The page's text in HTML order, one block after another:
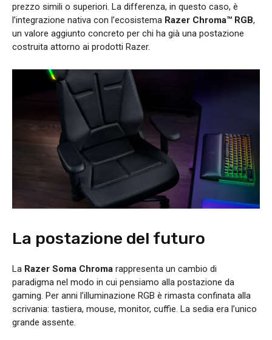
prezzo simili o superiori. La differenza, in questo caso, è
l’integrazione nativa con l’ecosistema Razer Chroma™ RGB,
un valore aggiunto concreto per chi ha già una postazione
costruita attorno ai prodotti Razer.
La postazione del futuro
La Razer Soma Chroma rappresenta un cambio di
paradigma nel modo in cui pensiamo alla postazione da
gaming. Per anni l’illuminazione RGB è rimasta confinata alla
scrivania: tastiera, mouse, monitor, cuffie. La sedia era l’unico
grande assente.